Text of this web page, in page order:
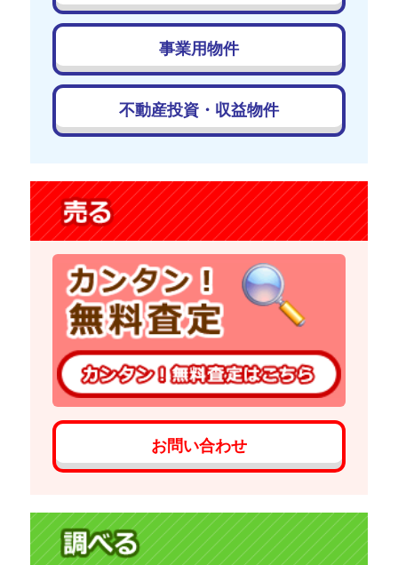
事業用物件
不動産投資・収益物件
お問い合わせ